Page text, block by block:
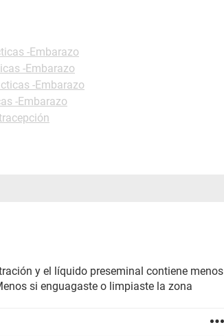
-Embarazo
-Embarazo
-Embarazo
-Embarazo
y el líquido preseminal contiene menos
si enguagaste o limpiaste la zona